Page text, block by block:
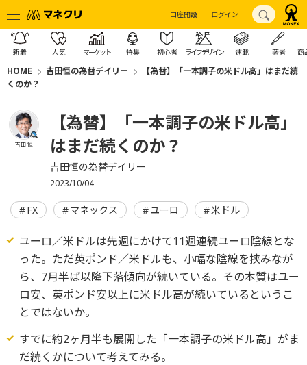
口座開設 ログイン
新着 人気 マーケット 特集 初心者 ライフデザイン 連載 著者 商
HOME 吉田恒の為替デイリー
【為替】「一本調子の米ドル高」はまだ続
くのか？
吉田 恒
【為替】「一本調子の米ドル高」
はまだ続くのか？
吉田恒の為替デイリー
2023/10/04
FX マネックス ユーロ 米ドル
ユーロ／米ドルは先週にかけて11週連続ユーロ陰線とな
った。ただ英ポンド／米ドルも、小幅な陰線を挟みなが
ら、7月半ば以降下落傾向が続いている。その本質はユー
ロ安、英ポンド安以上に米ドル高が続いているというこ
とではないか。
すでに約2ヶ月半も展開した「一本調子の米ドル高」がま
だ続くかについて考えてみる。